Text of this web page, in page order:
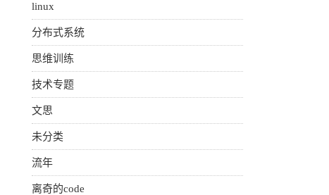
linux
分布式系统
思维训练
技术专题
文思
未分类
流年
离奇的code